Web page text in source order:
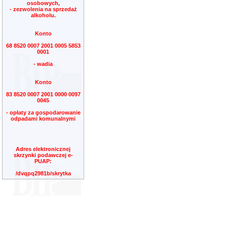
osobowych,
- zezwolenia na sprzedaż
alkoholu.
Konto
68 8520 0007 2001 0005 5853
0001
- wadia
Konto
83 8520 0007 2001 0000 0097
0045
- opłaty za gospodarowanie
odpadami komunalnymi
Adres elektronicznej
skrzynki podawczej e-
PUAP:
/dvqpq2981b/skrytka